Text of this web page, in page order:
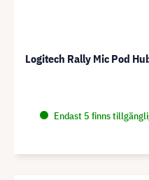
Logitech Rally Mic Pod
Endast 5 finns